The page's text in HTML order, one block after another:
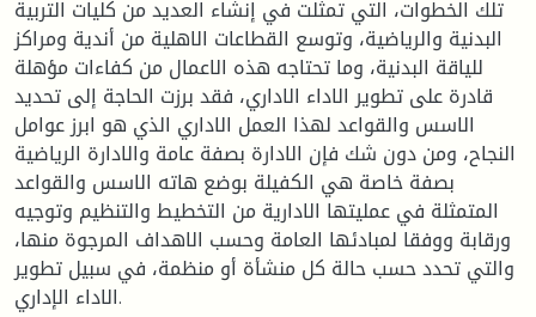
تلك الخطوات، التي تمثلت في إنشاء العديد من كليات التربية
البدنية والرياضية، وتوسع القطاعات الاهلية من أندية ومراكز
للياقة البدنية، وما تحتاجه هذه الاعمال من كفاءات مؤهلة
قادرة على تطوير الاداء الاداري، فقد برزت الحاجة إلى تحديد
الاسس والقواعد لهذا العمل الاداري الذي هو ابرز عوامل
النجاح، ومن دون شك فإن الادارة بصفة عامة والادارة الرياضية
بصفة خاصة هي الكفيلة بوضع هاته الاسس والقواعد
المتمثلة في عمليتها الادارية من التخطيط والتنظيم وتوجيه
ورقابة ووفقا لمبادئها العامة وحسب الاهداف المرجوة منها،
والتي تحدد حسب حالة كل منشأة أو منظمة، في سبيل تطوير
الاداء الإداري.